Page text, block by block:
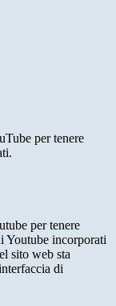
per tenere
per tenere
Youtube incorporati
sito web sta
di